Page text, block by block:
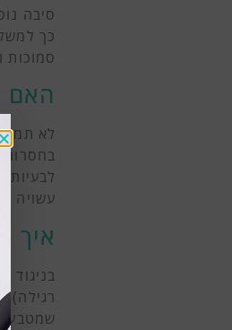
סיבה
כך
סמוכות
האם
לא
לבעיות
עשויה
איך
בניגוד
רגילה),
שמטבע